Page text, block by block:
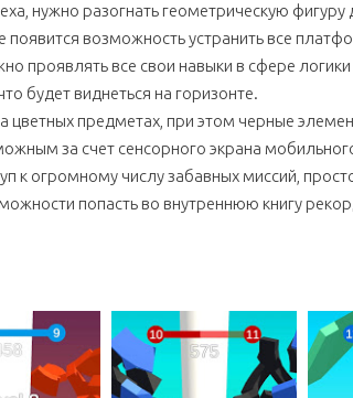
нужно разогнать геометрическую фигуру
появится возможность устранить все
проявлять все свои навыки в сфере
будет виднеться на горизонте.
цветных предметах, при этом черные
за счет сенсорного экрана
к огромному числу забавных миссий,
попасть во внутреннюю книгу